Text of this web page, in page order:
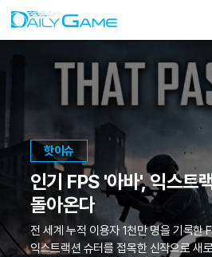
핫이슈
인기 FPS '아바', 익스트
돌아온다
전 세계 누적 이용자 1천만 명을 기록한
익스트랙션 슈터를 접목한 신작으로 새